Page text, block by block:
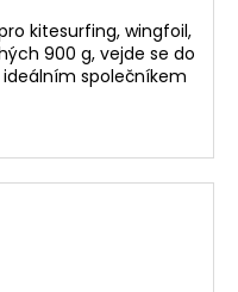
kitesurfing, wingfoil,
900 g, vejde se do
společníkem